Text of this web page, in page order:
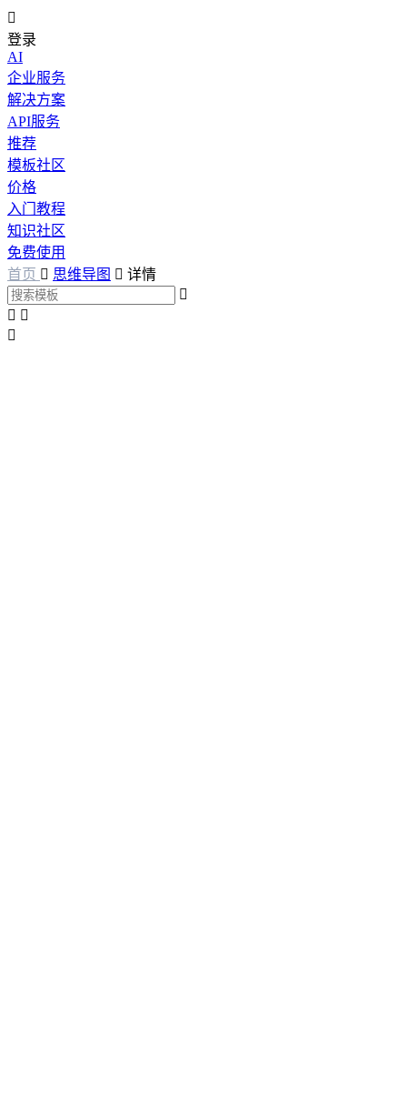

登录
AI
企业服务
解决方案
API服务
推荐
模板社区
价格
入门教程
知识社区
免费使用
首页  思维导图  详情

 
